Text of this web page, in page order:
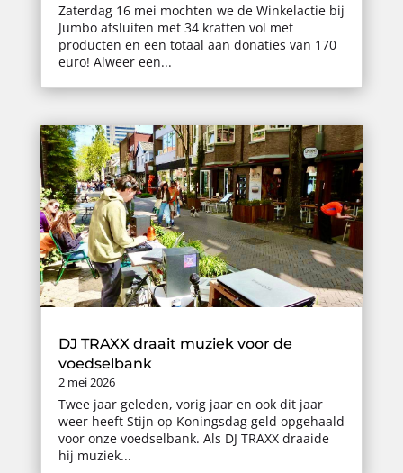
Zaterdag 16 mei mochten we de Winkelactie bij
Jumbo afsluiten met 34 kratten vol met
producten en een totaal aan donaties van 170
euro! Alweer een...
DJ TRAXX draait muziek voor de
voedselbank
2 mei 2026
Twee jaar geleden, vorig jaar en ook dit jaar
weer heeft Stijn op Koningsdag geld opgehaald
voor onze voedselbank. Als DJ TRAXX draaide
hij muziek...